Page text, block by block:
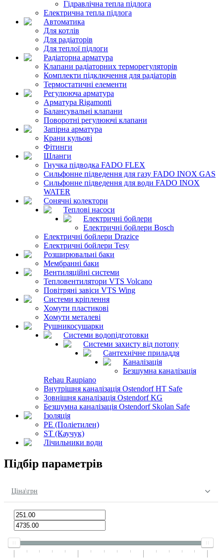
Гідравлічна тепла підлога
Електрична тепла підлога
Автоматика
Для котлів
Для радіаторів
Для теплої підлоги
Радіаторна арматура
Клапани радіаторних терморегуляторів
Комплекти підключення для радіаторів
Термостатичні елементи
Регулююча арматура
Арматура Rigamonti
Балансувальні клапани
Поворотні регулюючі клапани
Запірна арматура
Крани кульові
Фітинги
Шланги
Гнучка підводка FADO FLEX
Сильфонне підведення для газу FADO INOX GAS
Сильфонне підведення для води FADO INOX
WATER
Сонячні колектори
Теплові насоси
Електричні бойлери
Електричні бойлери Bosch
Електричні бойлери Drazice
Електричні бойлери Tesy
Розширювальні баки
Мембранні баки
Вентиляційні системи
Тепловентилятори VTS Volcano
Повітряні завіси VTS Wing
Системи кріплення
Хомути пластикові
Хомути металеві
Рушникосушарки
Системи водопідготовки
Системи захисту від потопу
Сантехнічне приладдя
Каналізація
Безшумна каналізація
Rehau Raupiano
Внутрішня каналізація Ostendorf HT Safe
Зовнішня каналізація Ostendorf KG
Безшумна каналізація Ostendorf Skolan Safe
Ізоляція
PE (Поліетилен)
ST (Каучук)
Лічильники води
Підбір параметрів
Ціна\грн